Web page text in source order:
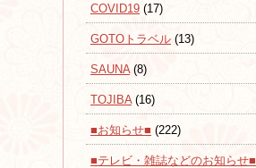
COVID19 (17)
GOTOトラベル (13)
SAUNA(8)
TOJIBA(16)
■お知らせ■ (222)
■テレビ・雑誌などのお知らせ■